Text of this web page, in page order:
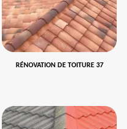
RÉNOVATION DE TOITURE 37